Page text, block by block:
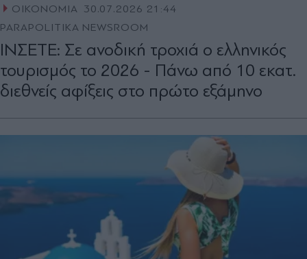
ΟΙΚΟΝΟΜΙΑ
30.07.2026 21:44
PARAPOLITIKA NEWSROOM
ΙΝΣΕΤΕ: Σε ανοδική τροχιά ο ελληνικός
τουρισμός το 2026 - Πάνω από 10 εκατ.
διεθνείς αφίξεις στο πρώτο εξάμηνο